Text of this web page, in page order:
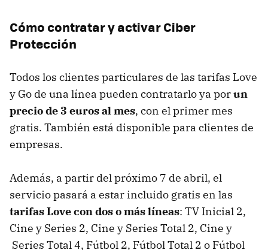
Cómo contratar y activar Ciber
Protección
Todos los clientes particulares de las tarifas Love
y Go de una línea pueden contratarlo ya porun
precio de 3 euros al mes, con el primer mes
gratis. También está disponible para clientes de
empresas.
Además, a partir del próximo 7 de abril, el
servicio pasará a estar incluido gratis en las
tarifas Love con dos o más líneas: TV Inicial 2,
Cine y Series 2, Cine y Series Total 2, Cine y
Series Total 4, Fútbol 2, Fútbol Total 2 o Fútbol